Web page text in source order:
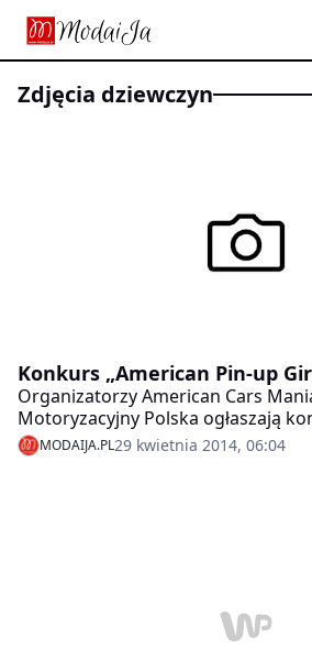
zdjęcia dziewczyn
Konkurs „American Pin-up
Organizatorzy American Cars
Motoryzacyjny Polska ogłaszają
wszystkich uroczych dziewczyn!!!
MODAIJA.PL29 kwietnia 2014, 06:04